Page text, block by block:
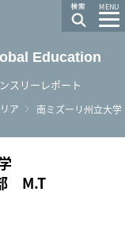
MENU
Education
スリーレポート
ア
南ミズーリ州立大学
M.T